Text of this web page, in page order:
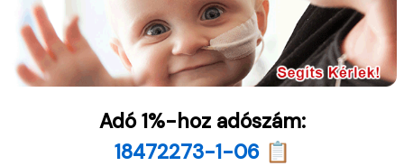
Adó 1%-hoz adószám:
18472273-1-06 📋